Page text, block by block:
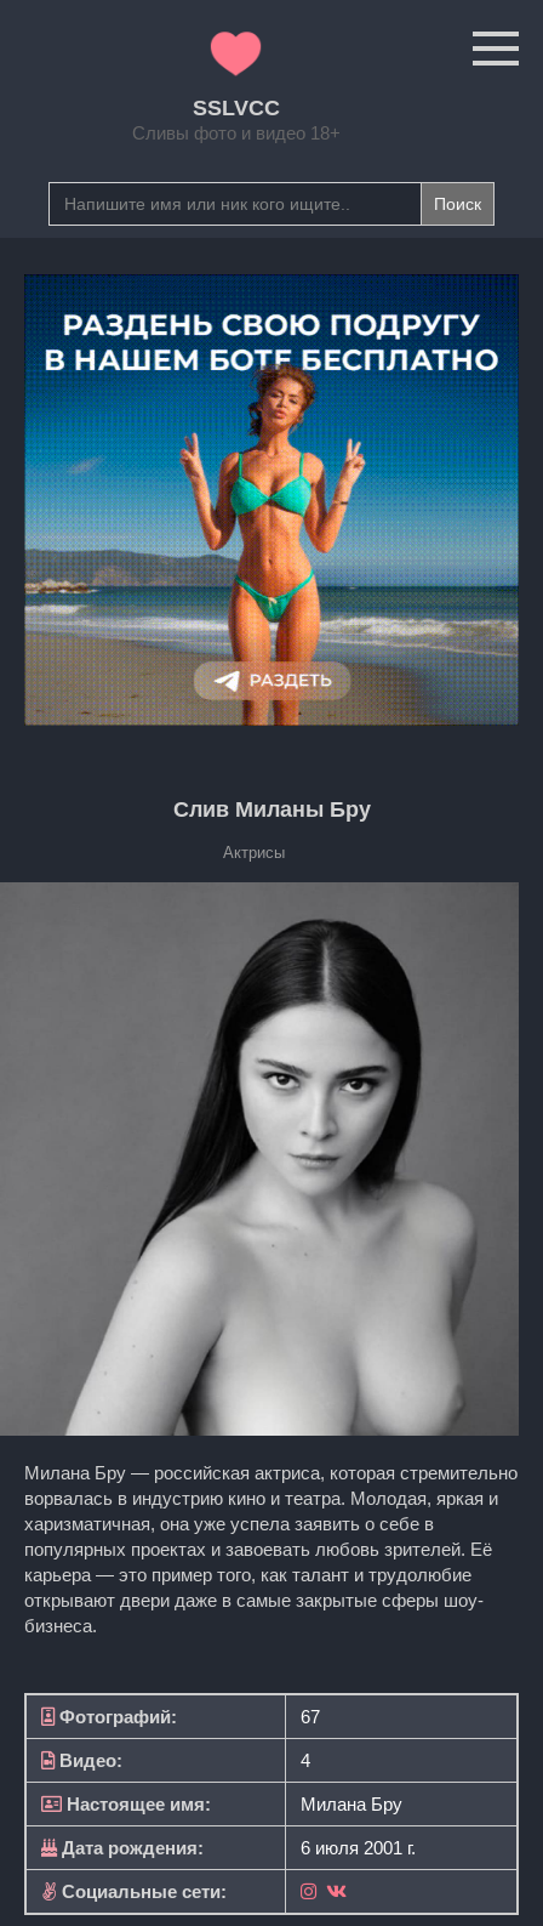
SSLVCC
Сливы фото и видео 18+
Search
for:
Слив Миланы Бру
Актрисы
Милана Бру — российская актриса, которая стремительно
ворвалась в индустрию кино и театра. Молодая, яркая и
харизматичная, она уже успела заявить о себе в
популярных проектах и завоевать любовь зрителей. Её
карьера — это пример того, как талант и трудолюбие
открывают двери даже в самые закрытые сферы шоу-
бизнеса.
Фотографий: 67
Видео: 4
Настоящее имя: Милана Бру
Дата рождения: 6 июля 2001 г.
Социальные сети: